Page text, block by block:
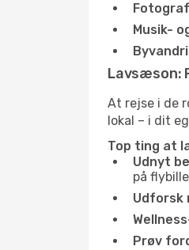
Musik-
Lavsæson:
At rejse i de
lokal – i dit
Top ting at
Udnyt
på
Udforsk
Prøv